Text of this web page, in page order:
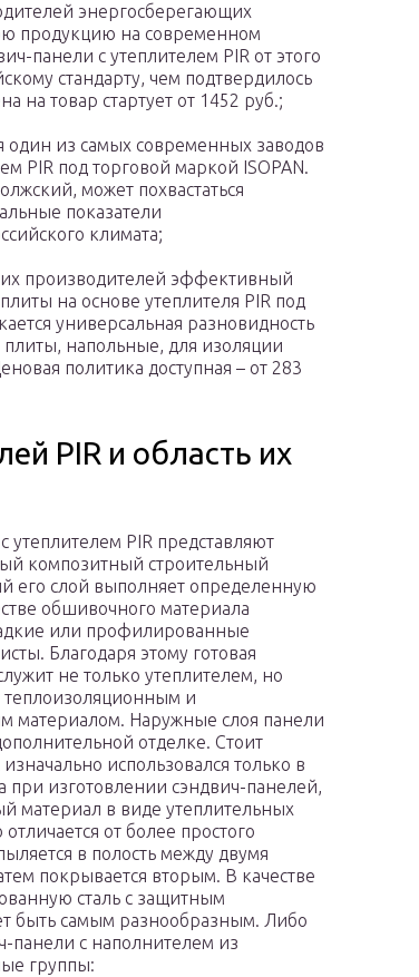
энергосберегающих
продукцию на современном
панели с утеплителем PIR от этого
стандарту, чем подтвердилось
на товар стартует от 1452 руб.;
один из самых современных заводов
PIR под торговой маркой ISOPAN.
может похвастаться
показатели
климата;
производителей эффективный
на основе утеплителя PIR под
универсальная разновидность
напольные, для изоляции
политика доступная – от 283
PIR и область их
утеплителем PIR представляют
композитный строительный
его слой выполняет определенную
обшивочного материала
или профилированные
Благодаря этому готовая
не только утеплителем, но
и
материалом. Наружные слоя панели
отделке. Стоит
изначально использовался только в
при изготовлении сэндвич-панелей,
материал в виде утеплительных
от более простого
в полость между двумя
покрывается вторым. В качестве
сталь с защитным
быть самым разнообразным. Либо
панели с наполнителем из
группы: